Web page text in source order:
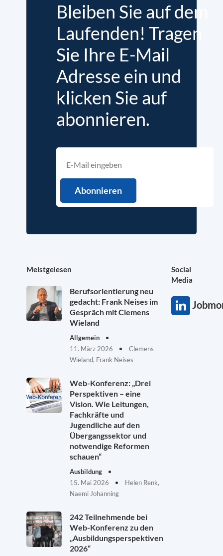
Bleiben Sie auf dem
Laufenden! Tragen
Sie Ihre E-Mail
Adresse ein und
klicken Sie auf
abonnieren.
Meistgelesen
Berufsorientierung neu
gedacht: Frank Neises im
Gespräch mit Clemens
Wieland
Allgemein
11. März 2026
Clemens
Wieland, Frank Neises
Web-Konferenz: „Drei
Perspektiven – eine
Vision. Wie Leitungen,
Fachkräfte und
Jugendliche auf den
Übergangssektor und
notwendige Reformen
schauen“
Ausbildung
15. Mai 2026
Helen Renk,
Naemi Johanning
242 Teilnehmende bei
Web-Konferenz zu den
„Ausbildungsperspektiven
2026“
Social
Media